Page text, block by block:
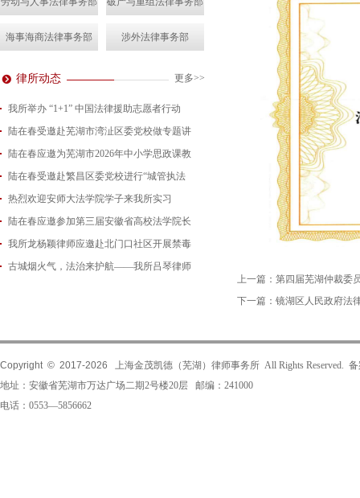
海事海商法律事务部 涉外法律事务部
律所动态 更多>>
我所举办 “1+1” 中国法律援助志愿者行动
2026-08-07
陆在春受邀赴芜湖市湾沚区委党校做专题讲
2026-08-04
陆在春应邀为芜湖市2026年中小学思政课教
2026-07-24
陆在春受邀赴繁昌区委党校进行“城管执法
2026-07-15
热烈欢迎安师大法学院学子来我所实习
2026-07-01
陆在春应邀参加第三届安徽省高校法学院长
2026-06-29
我所龙杨颖律师应邀赴北门口社区开展禁毒
2026-06-18
古城烟火气，法治来护航——我所吕琴律师
上一篇： 第四届芜湖仲裁委
下一篇： 镜湖区人民政府法
Copyright © 2017-2026
上海金茂凯德（芜湖）律师事务所 All Rights Reserved.
地址：安徽省芜湖市万达广场二期2号楼20层 邮编：241000
电话：0553—5856662